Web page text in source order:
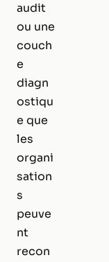
audit
ou une
couch
e
diagn
ostiqu
e que
les
organi
sation
s
peuve
nt
recon